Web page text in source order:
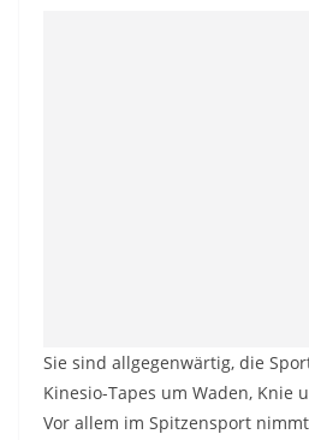
Sie sind allgegenwärtig, die
Kinesio-Tapes um Waden, Knie
Vor allem im Spitzensport